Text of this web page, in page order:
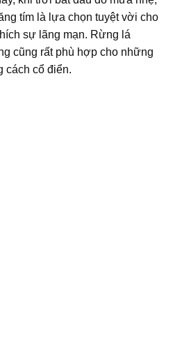
tím là lựa chọn tuyệt vời cho
sự lãng mạn. Rừng lá
cũng rất phù hợp cho những
cách cổ điển.